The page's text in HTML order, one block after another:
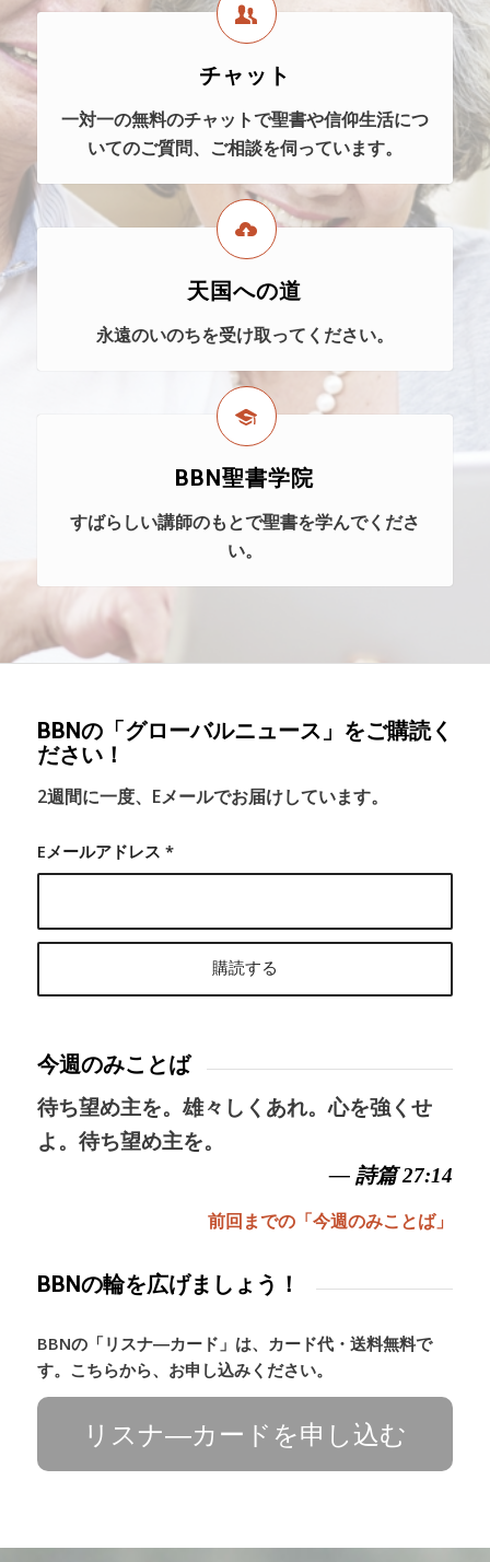
チャット
一対一の無料のチャットで聖書や信仰生活につ
いてのご質問、ご相談を伺っています。
天国への道
永遠のいのちを受け取ってください。
BBN聖書学院
すばらしい講師のもとで聖書を学んでくださ
い。
BBNの「グローバルニュース」をご購読く
ださい！
2週間に一度、Eメールでお届けしています。
Eメールアドレス *
今週のみことば
待ち望め主を。雄々しくあれ。心を強くせ
よ。待ち望め主を。
— 詩篇 27:14
前回までの「今週のみことば」
BBNの輪を広げましょう！
BBNの「リスナ―カード」は、カード代・送料無料で
す。こちらから、お申し込みください。
リスナ―カードを申し込む